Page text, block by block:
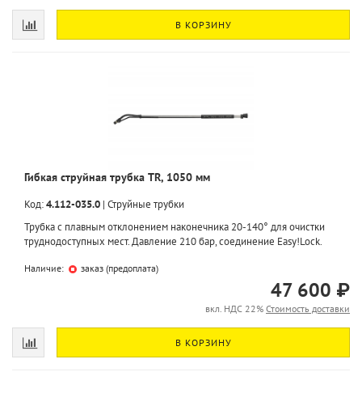
В КОРЗИНУ
Гибкая струйная трубка TR, 1050 мм
Код:4.112-035.0 | Струйные трубки
Трубка с плавным отклонением наконечника 20-140° для очистки
труднодоступных мест. Давление 210 бар, соединение Easy!Lock.
Наличие: заказ (предоплата)
47 600 ₽
вкл. НДС 22% Стоимость доставки
В КОРЗИНУ